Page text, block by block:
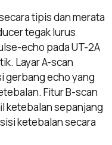
tipis dan merata
tegak lurus
echo pada UT-2A
Layar A-scan
gerbang echo yang
Fitur B-scan
ketebalan sepanjang
ketebalan secara